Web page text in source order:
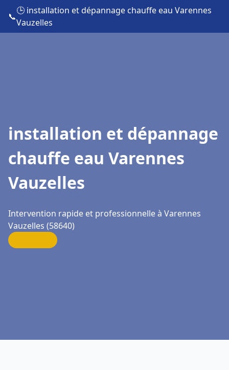
📞
🕒 installation et dépannage chauffe eau Varennes
Vauzelles
installation et dépannage
chauffe eau Varennes
Vauzelles
Intervention rapide et professionnelle à Varennes
Vauzelles (58640)